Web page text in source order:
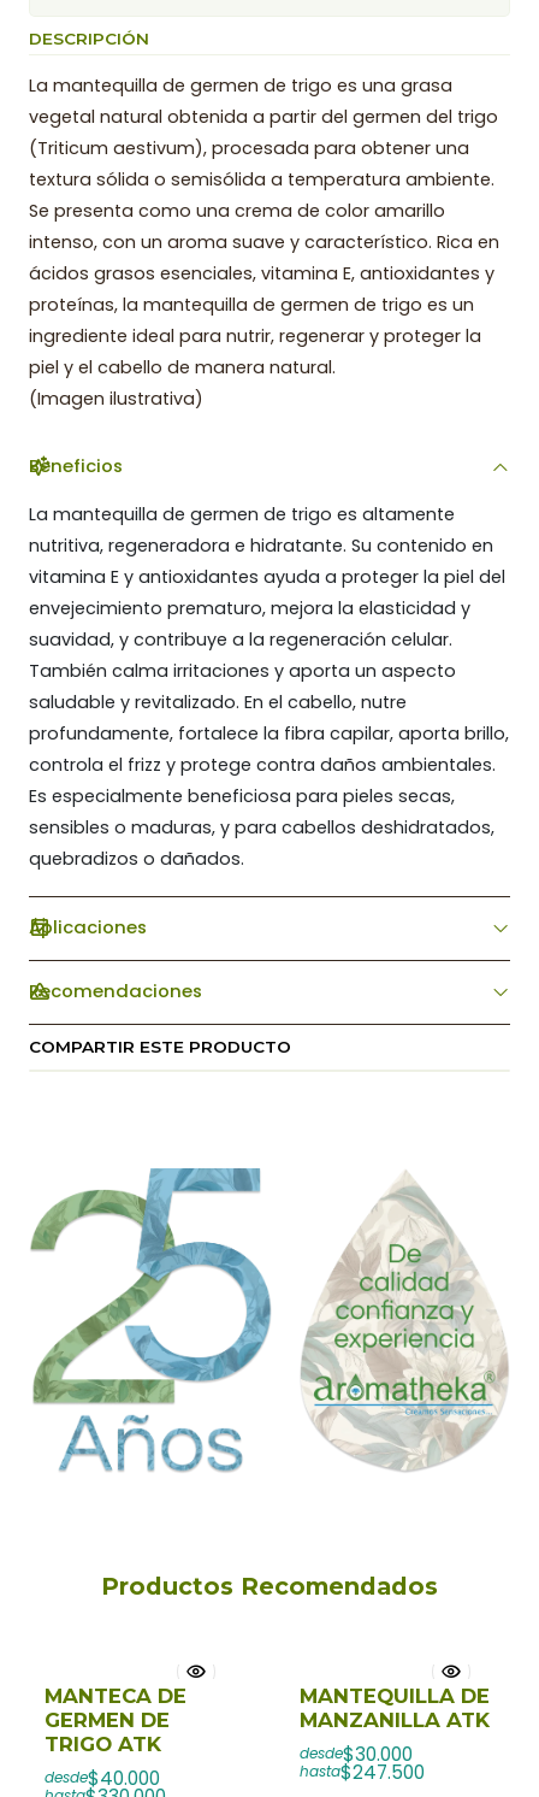
DESCRIPCIÓN
La mantequilla de germen de trigo es una grasa
vegetal natural obtenida a partir del germen del trigo
(Triticum aestivum), procesada para obtener una
textura sólida o semisólida a temperatura ambiente.
Se presenta como una crema de color amarillo
intenso, con un aroma suave y característico. Rica en
ácidos grasos esenciales, vitamina E, antioxidantes y
proteínas, la mantequilla de germen de trigo es un
ingrediente ideal para nutrir, regenerar y proteger la
piel y el cabello de manera natural.
(Imagen ilustrativa)
Beneficios
La mantequilla de germen de trigo es altamente
nutritiva, regeneradora e hidratante. Su contenido en
vitamina E y antioxidantes ayuda a proteger la piel del
envejecimiento prematuro, mejora la elasticidad y
suavidad, y contribuye a la regeneración celular.
También calma irritaciones y aporta un aspecto
saludable y revitalizado. En el cabello, nutre
profundamente, fortalece la fibra capilar, aporta brillo,
controla el frizz y protege contra daños ambientales.
Es especialmente beneficiosa para pieles secas,
sensibles o maduras, y para cabellos deshidratados,
quebradizos o dañados.
Aplicaciones
Recomendaciones
COMPARTIR ESTE PRODUCTO
Productos Recomendados
MANTECA DE
GERMEN DE
TRIGO ATK
desde$40.000
MANTEQUILLA DE
MANZANILLA ATK
desde$30.000
hasta$247.500